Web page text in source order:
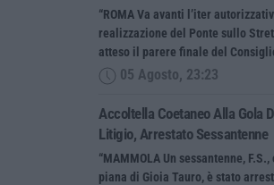
“ROMA Va avanti l’iter
realizzazione del Ponte sullo
atteso il parere finale del
05 Agosto, 23:23
Accoltella Coetaneo Alla Gola
Litigio, Arrestato Sessantenne
“MAMMOLA Un sessantenne,
piana di Gioia Tauro, è stato